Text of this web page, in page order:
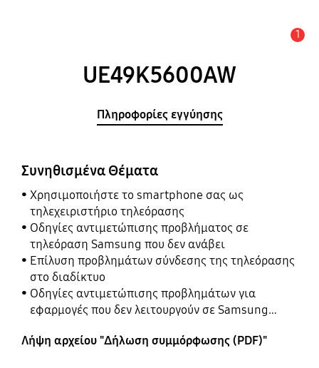
1
UE49K5600AW
Πληροφορίες εγγύησης
Συνηθισμένα Θέματα
Χρησιμοποιήστε το smartphone σας ως
τηλεχειριστήριο τηλεόρασης
Οδηγίες αντιμετώπισης προβλήματος σε
τηλεόραση Samsung που δεν ανάβει
Επίλυση προβλημάτων σύνδεσης της τηλεόρασης
στο διαδίκτυο
Οδηγίες αντιμετώπισης προβλημάτων για
εφαρμογές που δεν λειτουργούν σε Samsung
Λήψη αρχείου "Δήλωση συμμόρφωσης (PDF)"